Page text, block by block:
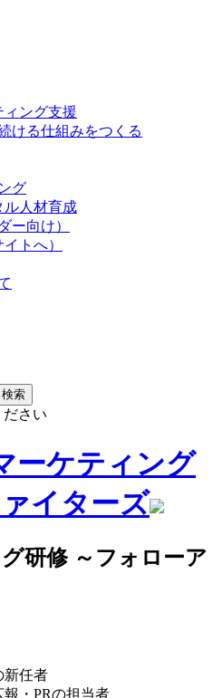
ィング支援
ける仕組みをつくる
グ
人材育成
ー向け）
トへ）
さい
ーケティング
イターズ
研修 ～フォローア
新任者
・PRの担当者